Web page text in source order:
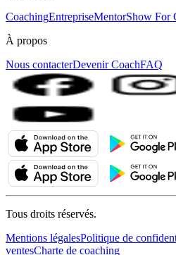
CoachingEntrepriseMentorShow For
À propos
Nous contacterDevenir CoachFAQ
Tous droits réservés.
Mentions légalesPolitique de
ventesCharte de coaching